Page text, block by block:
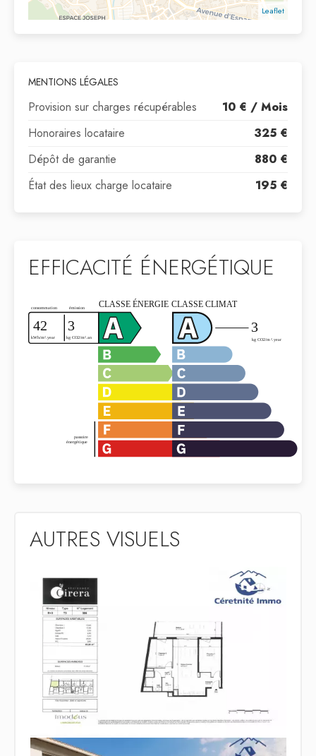
Leaflet
MENTIONS LÉGALES
Provision sur charges récupérables
10 € / Mois
Honoraires locataire
325 €
Dépôt de garantie
880 €
État des lieux charge locataire
195 €
EFFICACITÉ ÉNERGÉTIQUE
AUTRES VISUELS